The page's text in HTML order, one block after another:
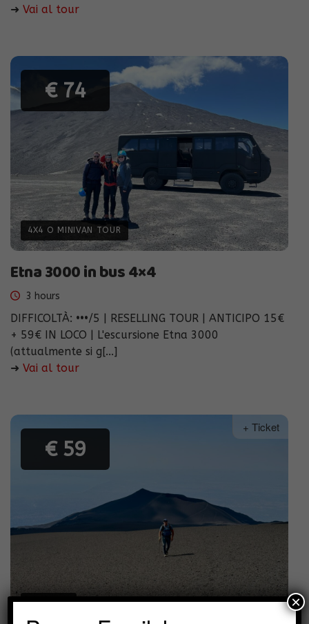
➜ Vai al tour
4X4 O MINIVAN TOUR
Etna 3000 in bus 4×4
3 hours
DIFFICOLTÀ: •••/5 | RESELLING TOUR | ANTICIPO 15€
+ 59€ IN LOCO | L'escursione Etna 3000
(attualmente si g[...]
➜ Vai al tour
€ 74
TREKKING
+ Ticket
€ 59
×